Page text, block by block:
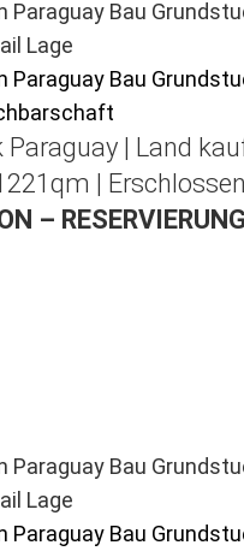
| Land
|
– RESERVIERUNG